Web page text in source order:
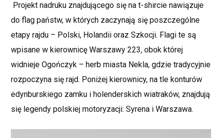
Projekt nadruku znajdującego się na t-shircie nawiązuje
do flag państw, w których zaczynają się poszczególne
etapy rajdu – Polski, Holandii oraz Szkocji. Flagi te są
wpisane w kierownicę Warszawy 223, obok której
widnieje Ogończyk – herb miasta Nekla, gdzie tradycyjnie
rozpoczyna się rajd. Poniżej kierownicy, na tle konturów
edynburskiego zamku i holenderskich wiatraków, znajdują
się legendy polskiej motoryzacji: Syrena i Warszawa.